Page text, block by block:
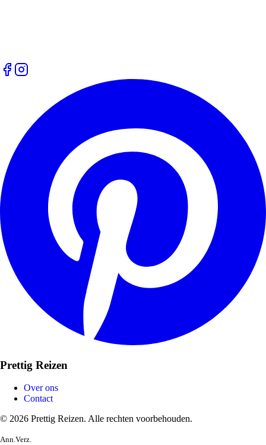
Prettig Reizen
Over ons
Contact
© 2026 Prettig Reizen. Alle rechten voorbehouden.
Ann.Verz.